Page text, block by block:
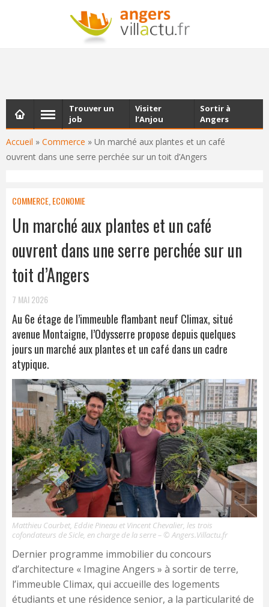
NEWSLETTER
Les dernières actualités d'Angers, chaque vendredi dans
Accueil » Commerce » Un marché aux plantes et un café
ouvrent dans une serre perchée sur un toit d’Angers
Trouver un
job
Visiter
l’Anjou
Sortir à
Angers
COMMERCE ECONOMIE
Un marché aux plantes et un café
ouvrent dans une serre perchée sur un
toit d’Angers
7 MAI 2026
Au 6e étage de l’immeuble flambant neuf Climax, situé
avenue Montaigne, l’Odysserre propose depuis quelques
jours un marché aux plantes et un café dans un cadre
atypique.
Matthieu Courbet, Eddie Pineau et Vincent Chevalier, les trois
cofondateurs de Sicle, en charge de la serre – © Angers.Villactu.fr
Dernier programme immobilier du concours
d’architecture « Imagine Angers » à sortir de terre,
l’immeuble Climax, qui accueille des logements
étudiants et une résidence senior, a la particularité de